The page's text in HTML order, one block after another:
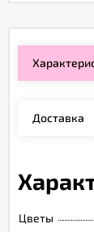
Доставка
Цветы